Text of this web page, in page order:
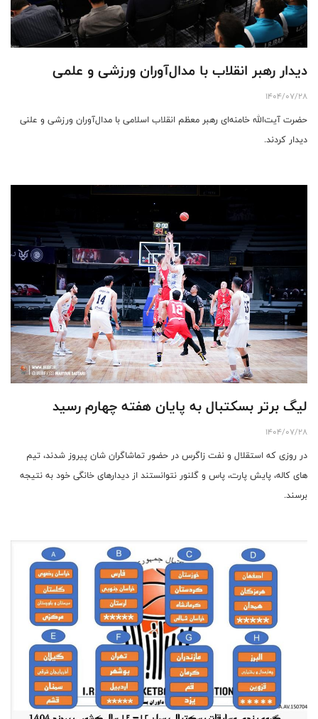
دیدار رهبر انقلاب با مدال‌آوران ورزشی و علمی
1404/07/28
حضرت آیت‌الله خامنه‌ای رهبر معظم انقلاب اسلامی با مدال‌آوران ورزشی و علنی
دیدار کردند.
لیگ برتر بسکتبال به پایان هفته چهارم رسید
1404/07/28
در روزی که استقلال و نفت زاگرس در حضور تماشاگران شان پیروز شدند، تیم
های کاله، پایش پارت، پاس و گلنور نتوانستند از دیدارهای خانگی خود به نتیجه
برسند.